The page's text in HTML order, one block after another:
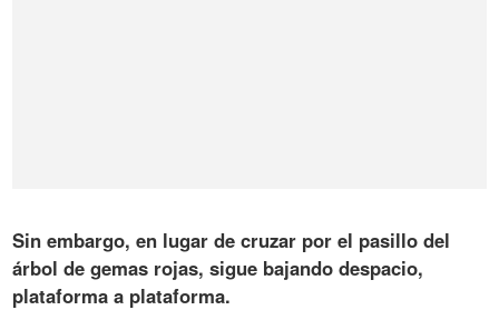
Sin embargo, en lugar de cruzar por el pasillo del
árbol de gemas rojas,sigue bajando despacio,
plataforma a plataforma.